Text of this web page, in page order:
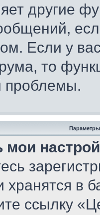
другие
Если у
то
проблемы.
Параметры
мои
хранятся в
ссылку